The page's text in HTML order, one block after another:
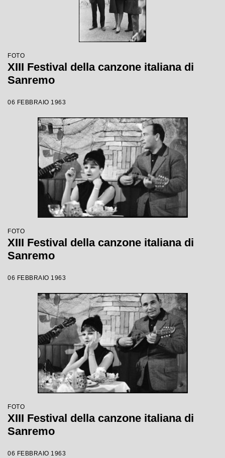
FOTO
XIII Festival della canzone italiana di
Sanremo
06 FEBBRAIO 1963
FOTO
XIII Festival della canzone italiana di
Sanremo
06 FEBBRAIO 1963
FOTO
XIII Festival della canzone italiana di
Sanremo
06 FEBBRAIO 1963